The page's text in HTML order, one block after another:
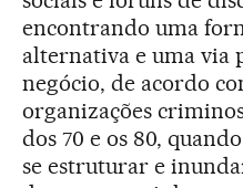
encontrando uma
alternativa e uma via
negócio, de acordo
organizações
dos 70 e os 80,
se estruturar e